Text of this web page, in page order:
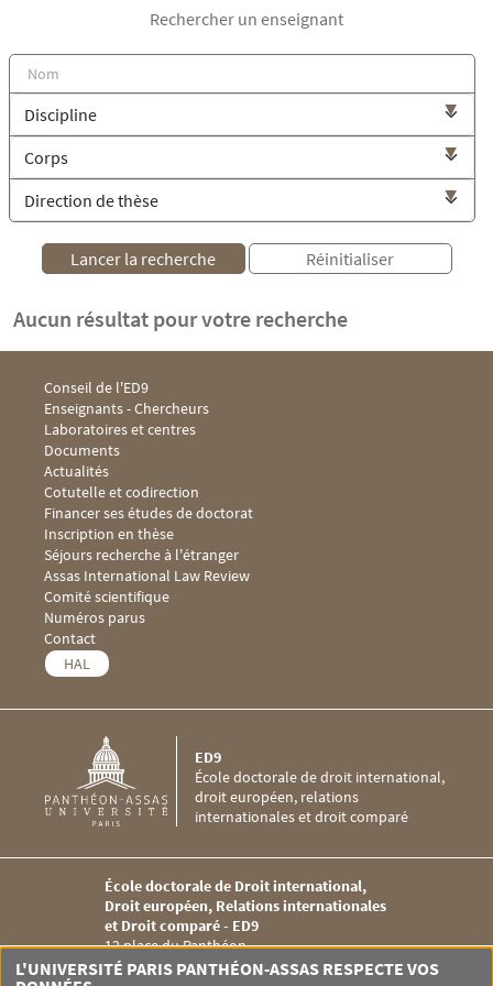
Rechercher un enseignant
Aucun résultat pour votre recherche
Menu footer ED9 1
Conseil de l'ED9
Enseignants - Chercheurs
Laboratoires et centres
Documents
Menu footer ED9 2
Actualités
Cotutelle et codirection
Financer ses études de doctorat
Inscription en thèse
Séjours recherche à l'étranger
Menu footer ED9 3
Assas International Law Review
Comité scientifique
Numéros parus
Menu footer ED9 4
Contact
HAL
École doctorale de droit international,
droit européen, relations
internationales et droit comparé
ED9
École doctorale de Droit international,
Droit européen, Relations internationales
et Droit comparé - ED9
12 place du Panthéon
75005 PARIS
L'UNIVERSITÉ PARIS PANTHÉON-ASSAS RESPECTE VOS